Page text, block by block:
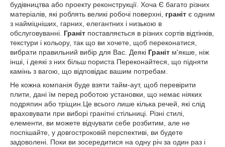
будівництва або проекту реконструкції. Хоча Є багато різних
матеріалів, які роблять великі робочі поверхні, граніт є одним
з найміцніших, гарних, елегантних і низькою в
обслуговуванні. Граніт поставляється в різних сортів відтінків,
текстури і кольору, так що ви хочете, щоб переконатися,
вибрати правильний вибір для Вас. Деякі Граніт м'якше, ніж
інші, і деякі з них більш пориста Переконайтеся, що підняти
камінь з вагою, що відповідає вашим потребам.
Не кожна компанія буде взяти тайм-аут, щоб перевірити
плити, дані їм перед роботою установки, що немає ніяких
подряпин або тріщин.Це всього лише кілька речей, які слід
враховувати при виборі гранітні стільниці. Різні стилі,
елементи, ви можете відчувати себе розбитим, але не
поспішайте, у довгостроковій перспективі, ви будете
задоволені. Поки ви зосередитися на одну річ за один раз і